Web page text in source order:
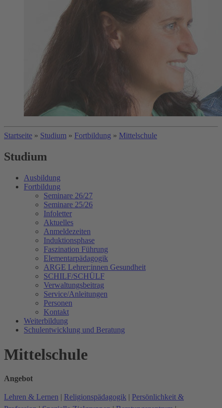
Startseite » Studium » Fortbildung » Mittelschule
Studium
Ausbildung
Fortbildung
Seminare 26/27
Seminare 25/26
Infoletter
Aktuelles
Anmeldezeiten
Induktionsphase
Faszination Führung
Elementarpädagogik
ARGE Lehrer:innen Gesundheit
SCHILF/SCHÜLF
Verwaltungsbeitrag
Service/Anleitungen
Personen
Kontakt
Weiterbildung
Schulentwicklung und Beratung
Mittelschule
Angebot
Lehren & Lernen | Religionspädagogik | Persönlichkeit &